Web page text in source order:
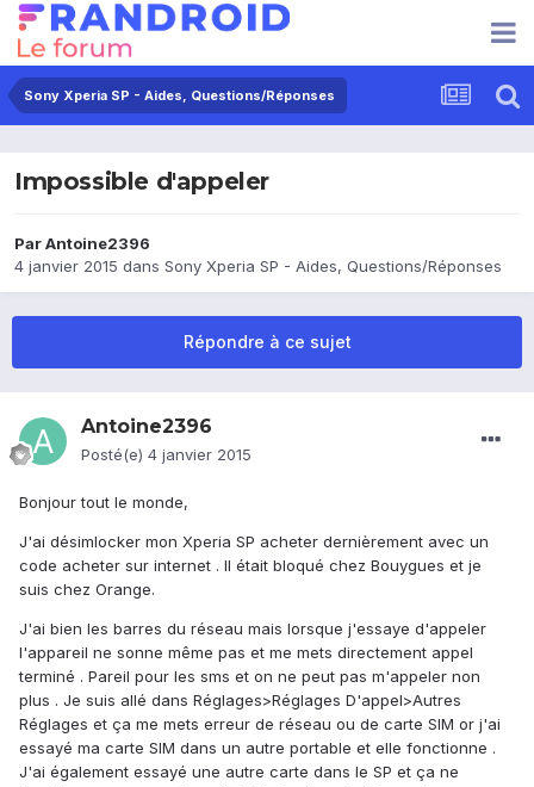
Sony Xperia SP - Aides, Questions/Réponses
Impossible d'appeler
ParAntoine2396
4 janvier 2015 dans Sony Xperia SP - Aides, Questions/Réponses
Répondre à ce sujet
Antoine2396
Posté(e) 4 janvier 2015
Bonjour tout le monde,
J'ai désimlocker mon Xperia SP acheter dernièrement avec un
code acheter sur internet . Il était bloqué chez Bouygues et je
suis chez Orange.
J'ai bien les barres du réseau mais lorsque j'essaye d'appeler
l'appareil ne sonne même pas et me mets directement appel
terminé . Pareil pour les sms et on ne peut pas m'appeler non
plus . Je suis allé dans Réglages>Réglages D'appel>Autres
Réglages et ça me mets erreur de réseau ou de carte SIM or j'ai
essayé ma carte SIM dans un autre portable et elle fonctionne .
J'ai également essayé une autre carte dans le SP et ça ne